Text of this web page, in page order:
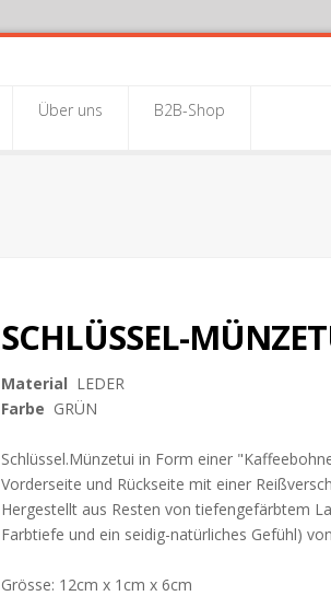
Über uns B2B-Shop
SCHLÜSSEL-
Material LEDER
Farbe GRÜN
Schlüssel.Münzetui in Form einer
Vorderseite und Rückseite mit einer
Hergestellt aus Resten von tiefengefärbtem
Farbtiefe und ein seidig-natürliches Gefühl)
Grösse: 12cm x 1cm x 6cm